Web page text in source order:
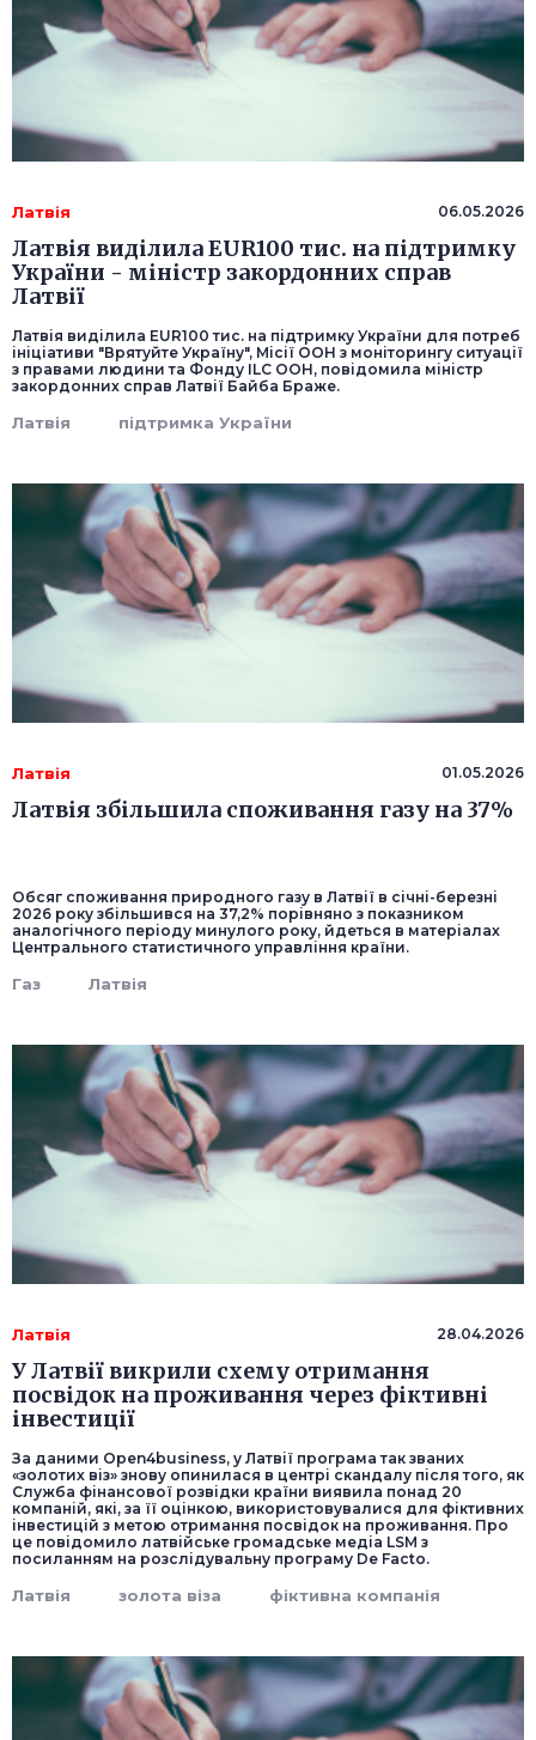
Латвія 06.05.2026
Латвія виділила EUR100 тис. на підтримку
України - міністр закордонних справ
Латвії
Латвія виділила EUR100 тис. на підтримку України для потреб
ініціативи "Врятуйте Україну", Місії ООН з моніторингу ситуації
з правами людини та Фонду ILC ООН, повідомила міністр
закордонних справ Латвії Байба Браже.
Латвія підтримка України
Латвія 01.05.2026
Латвія збільшила споживання газу на 37%
Обсяг споживання природного газу в Латвії в січні-березні
2026 року збільшився на 37,2% порівняно з показником
аналогічного періоду минулого року, йдеться в матеріалах
Центрального статистичного управління країни.
Газ Латвія
Латвія 28.04.2026
У Латвії викрили схему отримання
посвідок на проживання через фіктивні
інвестиції
За даними Open4business, у Латвії програма так званих
«золотих віз» знову опинилася в центрі скандалу після того, як
Служба фінансової розвідки країни виявила понад 20
компаній, які, за її оцінкою, використовувалися для фіктивних
інвестицій з метою отримання посвідок на проживання. Про
це повідомило латвійське громадське медіа LSM з
посиланням на розслідувальну програму De Facto.
Латвія золота віза фіктивна компанія